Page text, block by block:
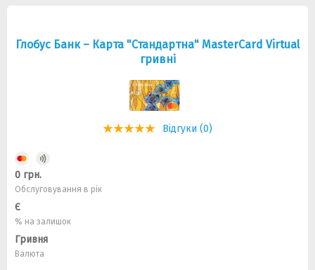
Глобус Банк – Карта "Стандартна" MasterCard Virtual
гривні
Відгуки (0)
0 грн.
Обслуговування в рік
Є
% на залишок
Гривня
Валюта